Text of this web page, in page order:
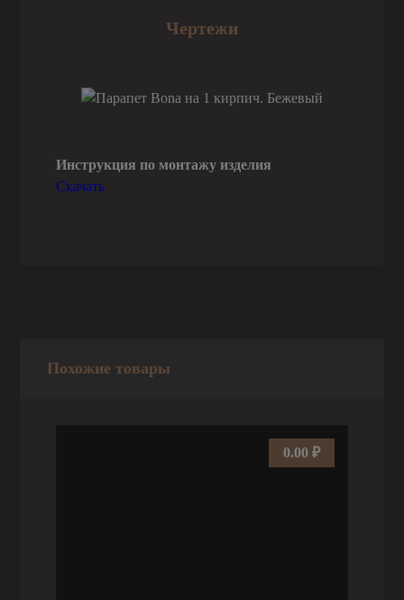
Чертежи
Инструкция по монтажу изделия
Скачать
Похожие товары
0.00 ₽